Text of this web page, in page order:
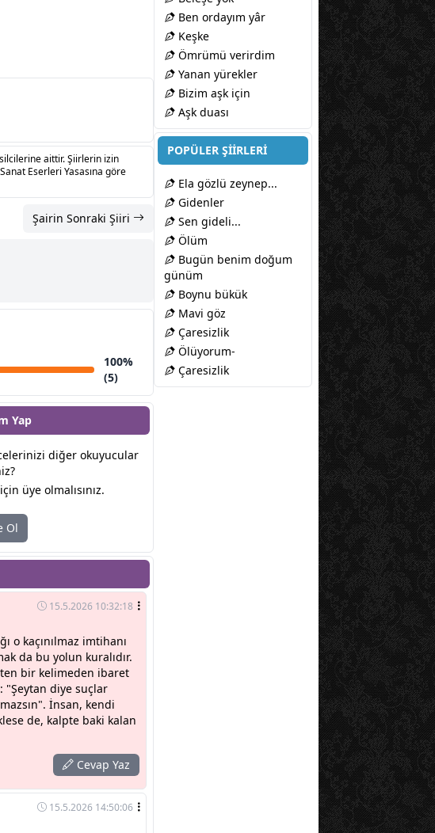
aittir. Şiirlerin izin
Eserleri Yasasına göre
Şairin Sonraki Şiiri
100%
(5)
Yap
diğer okuyucular
üye olmalısınız.
Ol
15.5.2026 10:32:18
o kaçınılmaz imtihanı
da bu yolun kuralıdır.
bir kelimeden ibaret
"Şeytan diye suçlar
İnsan, kendi
de, kalpte baki kalan
Cevap Yaz
15.5.2026 14:50:06
Ben ordayım yâr
Keşke
Ömrümü verirdim
Yanan yürekler
Bizim aşk için
Aşk duası
POPÜLER ŞİİRLERİ
Ela gözlü zeynep...
Gidenler
Sen gideli...
Ölüm
Bugün benim doğum
günüm
Boynu bükük
Mavi göz
Çaresizlik
Ölüyorum-
Çaresizlik